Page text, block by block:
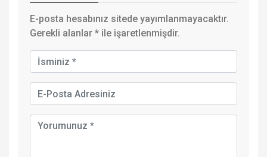
E-posta hesabınız sitede yayımlanmayacaktır.
Gerekli alanlar * ile işaretlenmişdir.